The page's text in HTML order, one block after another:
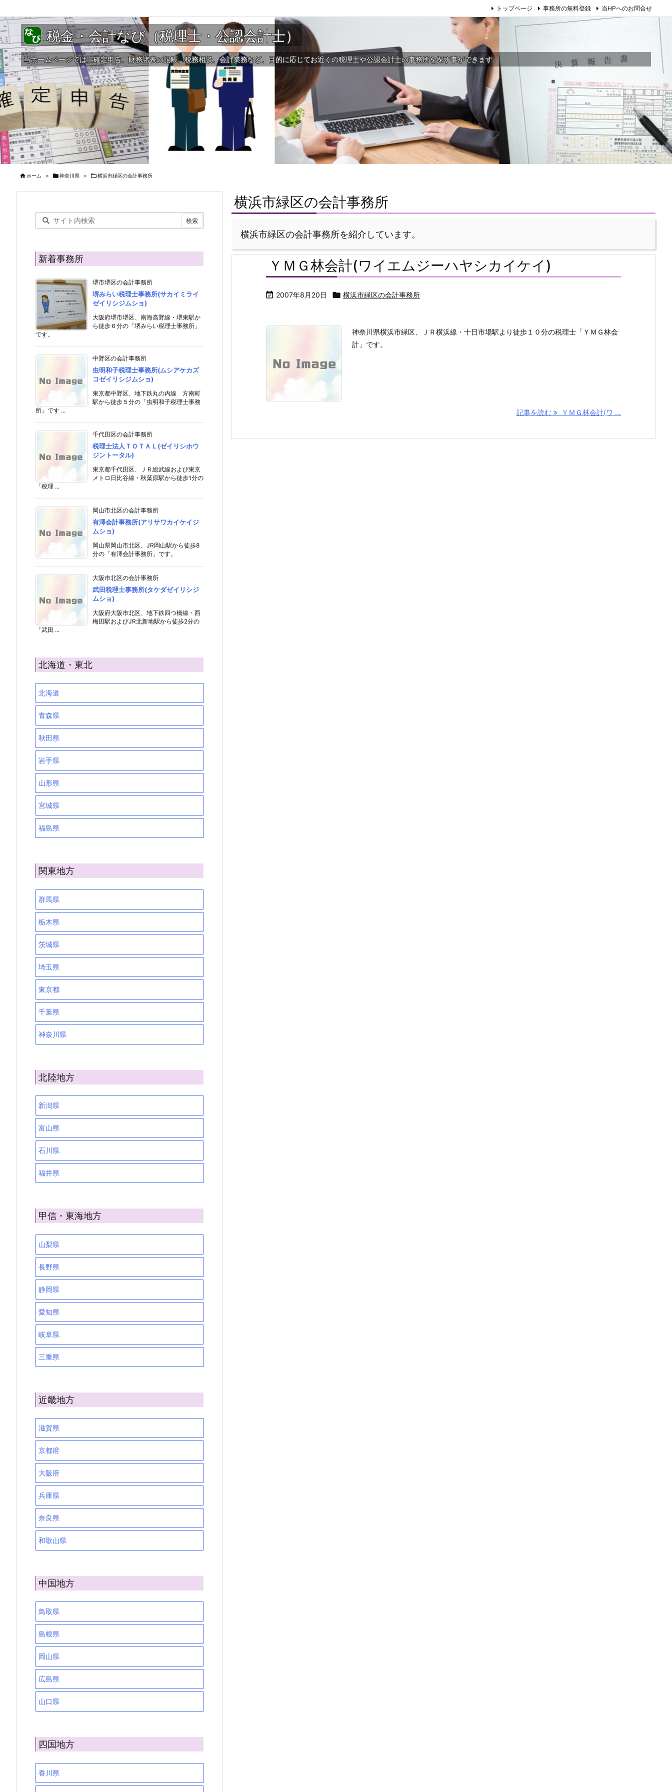
トップページ 事務所の無料登録 当HPへのお問合せ
税金・会計なび（税理士・公認会計士）
当ホームページでは、確定申告、財務諸表の記帳、税務相談、会計業務など、目的に応じてお近くの税理士や公認会計士の事務所を探す事ができます。
 ホーム > 神奈川県 > 横浜市緑区の会計事務所
横浜市緑区の会計事務所
横浜市緑区の会計事務所を紹介しています。
ＹＭＧ林会計(ワイエムジーハヤシカイケイ)
 2007年8月20日  横浜市緑区の会計事務所
神奈川県横浜市緑区、ＪＲ横浜線・十日市場駅より徒歩１０分の税理士「ＹＭＧ林会
計」です。
記事を読む ＹＭＧ林会計(ワ ...
新着事務所
堺市堺区の会計事務所
堺みらい税理士事務所(サカイミライ
ゼイリシジムショ)
大阪府堺市堺区、南海高野線・堺東駅か
ら徒歩６分の「堺みらい税理士事務所」
です。
中野区の会計事務所
虫明和子税理士事務所(ムシアケカズ
コゼイリシジムショ)
東京都中野区、地下鉄丸の内線 方南町
駅から徒歩５分の「虫明和子税理士事務
所」です ...
千代田区の会計事務所
税理士法人ＴＯＴＡＬ(ゼイリシホウ
ジントータル)
東京都千代田区、ＪＲ総武線および東京
メトロ日比谷線・秋葉原駅から徒歩1分の
「税理 ...
岡山市北区の会計事務所
有澤会計事務所(アリサワカイケイジ
ムショ)
岡山県岡山市北区、JR岡山駅から徒歩8
分の「有澤会計事務所」です。
大阪市北区の会計事務所
武田税理士事務所(タケダゼイリシジ
ムショ)
大阪府大阪市北区、地下鉄四つ橋線・西
梅田駅およびJR北新地駅から徒歩2分の
「武田 ...
北海道・東北
北海道
青森県
秋田県
岩手県
山形県
宮城県
福島県
関東地方
群馬県
栃木県
茨城県
埼玉県
東京都
千葉県
神奈川県
北陸地方
新潟県
富山県
石川県
福井県
甲信・東海地方
山梨県
長野県
静岡県
愛知県
岐阜県
三重県
近畿地方
滋賀県
京都府
大阪府
兵庫県
奈良県
和歌山県
中国地方
鳥取県
島根県
岡山県
広島県
山口県
四国地方
香川県